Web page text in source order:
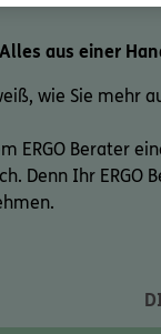
aus einer
wie Sie mehr
ERGO Berater
Denn Ihr ERGO